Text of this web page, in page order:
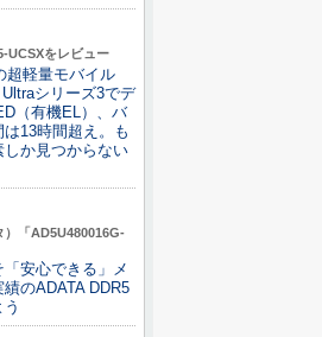
UCSXをレビュー
超軽量モバイル
シリーズ3でデ
（有機EL）、バ
13時間超え。も
しか見つからない
）「AD5U480016G-
安心できる」メ
のADATA DDR5